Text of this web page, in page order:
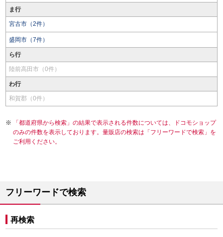
ま行
宮古市（2件）
盛岡市（7件）
ら行
陸前高田市（0件）
わ行
和賀郡（0件）
「都道府県から検索」の結果で表示される件数については、ドコモショップ
のみの件数を表示しております。量販店の検索は「フリーワードで検索」を
ご利用ください。
フリーワードで検索
再検索